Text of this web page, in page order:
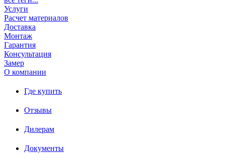
Услуги
Расчет материалов
Доставка
Монтаж
Гарантия
Консультация
Замер
О компании
Где купить
Отзывы
Дилерам
Документы